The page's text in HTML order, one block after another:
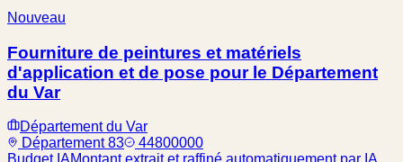
Nouveau
Fourniture de peintures et matériels
d'application et de pose pour le Département
du Var
Département du Var
Département 83
44800000